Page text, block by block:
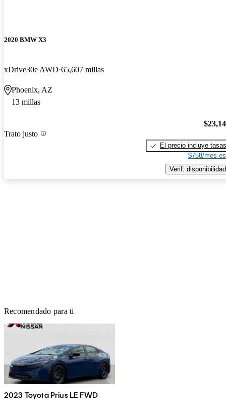
2020 BMW X3
xDrive30e AWD 65,607 millas
Phoenix, AZ
13 millas
Trato justo
El precio incluye tasas
$758/mes
Verif. disponibilidad
Recomendado para ti
2023 Toyota Prius LE FWD